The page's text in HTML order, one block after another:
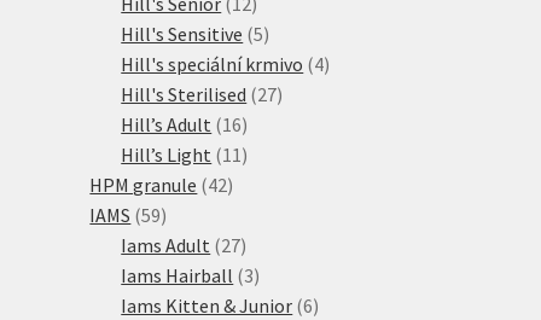
produktů
Hill's Sensitive 55
produktů
Hill's speciální krmivo 44
Hill's Sterilised 2727
Hill’s Adult 1616
produktů
Hill’s Light 11 11
HPM granule 4242
IAMS 5959
produktů
Iams Adult 2727
produktů
Iams Hairball 33
produkty
Iams Kitten & Junior 66